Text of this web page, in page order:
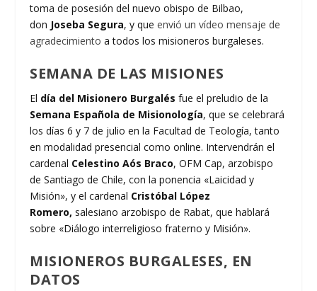
toma de posesión del nuevo obispo de Bilbao,
don Joseba Segura, y queenvió un vídeo mensaje de
agradecimiento a todos los misioneros burgaleses.
SEMANA DE LAS MISIONES
El día del Misionero Burgalés fue el preludio de la
Semana Española de Misionología, que se celebrará
los días 6 y 7 de julio en la Facultad de Teología, tanto
en modalidad presencial como online. Intervendrán el
cardenal Celestino Aós Braco, OFM Cap, arzobispo
de Santiago de Chile, con la ponencia «Laicidad y
Misión», y el cardenal Cristóbal López
Romero, salesiano arzobispo de Rabat, que hablará
sobre «Diálogo interreligioso fraterno y Misión».
MISIONEROS BURGALESES, EN
DATOS